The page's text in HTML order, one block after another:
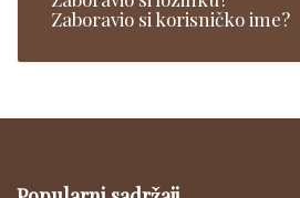
Zaboravio si korisničko ime?